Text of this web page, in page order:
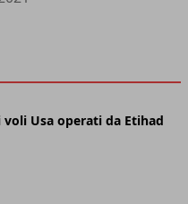
voli Usa operati da Etihad